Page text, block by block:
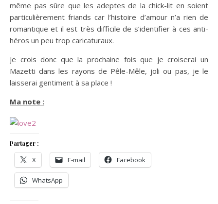
même pas sûre que les adeptes de la chick-lit en soient
particulièrement friands car l’histoire d’amour n’a rien de
romantique et il est très difficile de s’identifier à ces anti-
héros un peu trop caricaturaux.
Je crois donc que la prochaine fois que je croiserai un
Mazetti dans les rayons de Pêle-Mêle, joli ou pas, je le
laisserai gentiment à sa place !
Ma note :
Partager :
X E-mail Facebook
WhatsApp